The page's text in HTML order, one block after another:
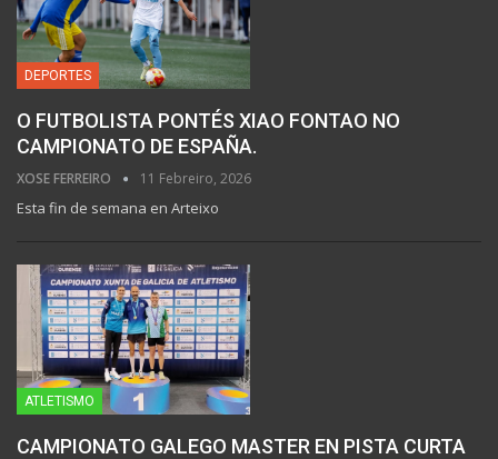
DEPORTES
O FUTBOLISTA PONTÉS XIAO FONTAO NO
CAMPIONATO DE ESPAÑA.
XOSE FERREIRO 11 Febreiro, 2026
Esta fin de semana en Arteixo
ATLETISMO
CAMPIONATO GALEGO MASTER EN PISTA CURTA